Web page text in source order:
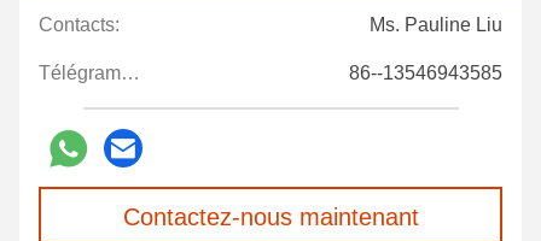
Contacts: Ms. Pauline Liu
Télégramme: 86--13546943585
Contactez-nous maintenant